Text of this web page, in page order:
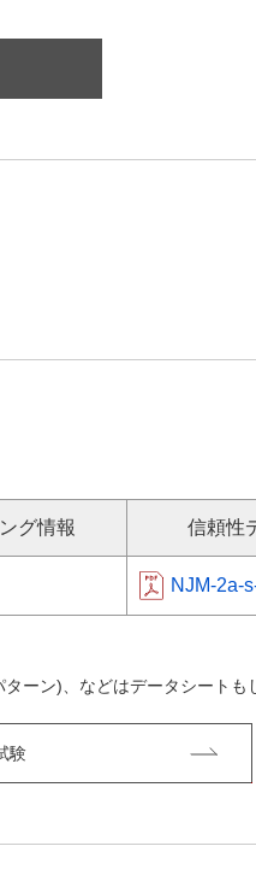
グ情報 信頼性
NJM-2a-
ーン)、などはデータシート
験